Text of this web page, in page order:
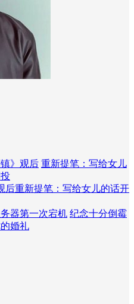
镇》观后 重新提笔：写给女儿
后重新提笔：写给女儿的话开
器第一次宕机 纪念十分倒霉
婚礼